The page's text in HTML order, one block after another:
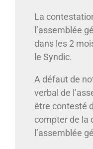
La
l’assemblée
dans les 2
le Syndic.
A défaut de
verbal de
être contesté
compter de la
l’assemblée